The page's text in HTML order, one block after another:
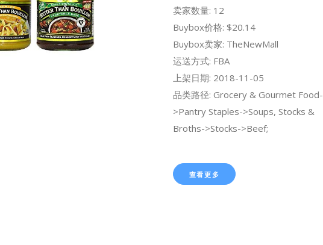
卖家数量: 12
Buybox价格: $20.14
Buybox卖家: TheNewMall
运送方式: FBA
上架日期: 2018-11-05
品类路径: Grocery & Gourmet Food-
>Pantry Staples->Soups, Stocks &
Broths->Stocks->Beef;
查看更多